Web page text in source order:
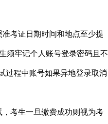
考证日期时间和地点至少提
须牢记个人账号登录密码且不
过程中账号如果异地登录取消
考生一旦缴费成功则视为考